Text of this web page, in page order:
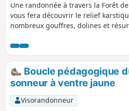
Une randonnée à travers la Forêt
vous fera découvrir le relief
nombreux gouffres, dolines et
Fontaines et le monument des
Robert Espagne.
Boucle pédagogique
sonneur à ventre jaune
Visorandonneur